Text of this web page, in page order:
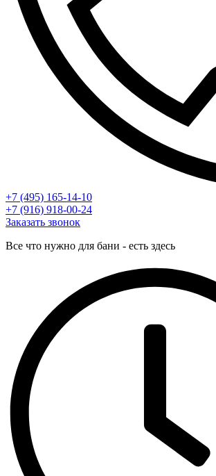
+7 (495) 165-14-10
+7 (916) 918-00-24
Заказать звонок
Все что нужно для бани - есть здесь